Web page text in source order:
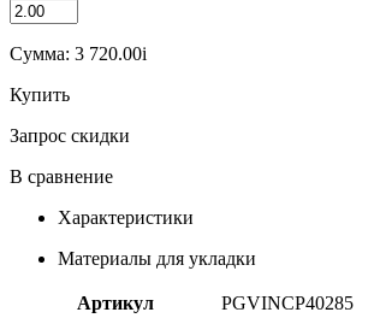
Сумма: 3 720.00i
Купить
Запрос скидки
В сравнение
Характеристики
Материалы для укладки
Артикул
PGVINCP40285